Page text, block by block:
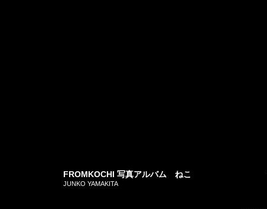
FROMKOCHI 写真アルバム ねこ
JUNKO YAMAKITA